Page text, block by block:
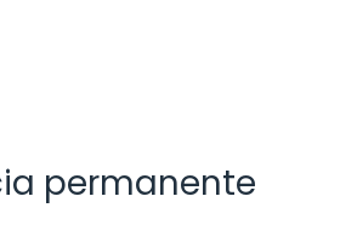
permanente